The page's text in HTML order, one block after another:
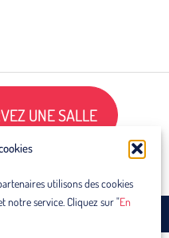
utilisons des cookies
notre service. Cliquez sur "En
UNE SALLE
2 rue Lescouvé, 80000 Amiens